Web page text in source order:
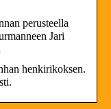
perusteella
Jari
henkirikoksen.